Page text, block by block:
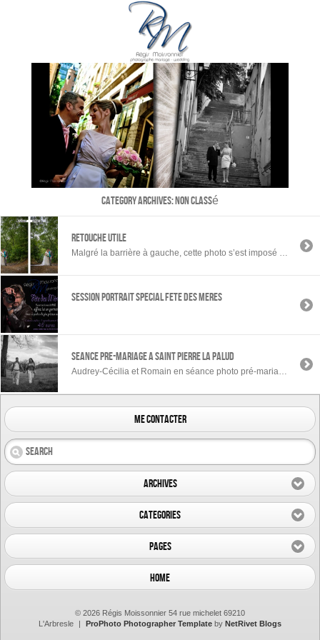
Category Archives:Non classé
RETOUCHE UTILE
Malgré la barrière à gauche, cette photo s’est imposé à eux parmi tout le reportage, afin dans tirer un 60×80. Je me suis donc appliqué à la retouche pour ressortir le charme de ce lieu sans cette « balafre ». Pour moi aussi, cela était une évidence ! retouche de photo
SESSION PORTRAIT SPECIAL FETE DES MERES
SEANCE PRE-MARIAGE A SAINT PIERRE LA PALUD
Audrey-Cécilia et Romain en séance photo pré-mariage à St Pierre la Palud.
me contacter
Archives
Categories
Pages
Home
© 2026 Régis Moissonnier 54 rue michelet 69210
L'Arbresle
| ProPhoto Photographer Templateby NetRivet Blogs